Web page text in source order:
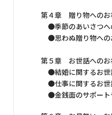
第４章 贈り物へのお
●季節のあいさつへ
●思わぬ贈り物へ
第５章 お世話へのお
●結婚に関するお世
●仕事に関するお世
●金銭面のサポー